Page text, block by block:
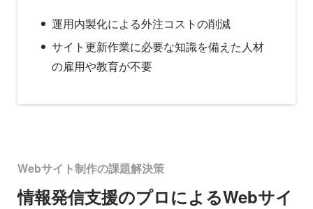
運用内製化による外注コストの削減
サイト更新作業に必要な知識を備えた人材
の雇用や教育が不要
Webサイト制作の課題解決策
情報発信支援のプロによるWebサイ